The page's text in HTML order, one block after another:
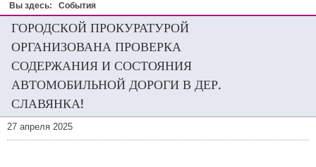
Вы здесь: События
ГОРОДСКОЙ ПРОКУРАТУРОЙ
ОРГАНИЗОВАНА ПРОВЕРКА
СОДЕРЖАНИЯ И СОСТОЯНИЯ
АВТОМОБИЛЬНОЙ ДОРОГИ В ДЕР.
СЛАВЯНКА!
27 апреля 2025